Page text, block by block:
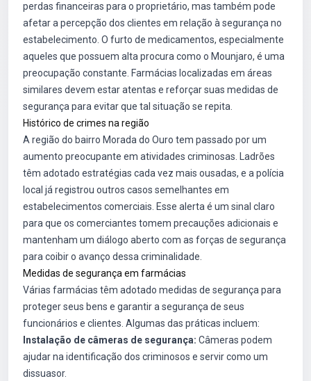
perdas financeiras para o proprietário, mas também pode
afetar a percepção dos clientes em relação à segurança no
estabelecimento. O furto de medicamentos, especialmente
aqueles que possuem alta procura como o Mounjaro, é uma
preocupação constante. Farmácias localizadas em áreas
similares devem estar atentas e reforçar suas medidas de
segurança para evitar que tal situação se repita.
Histórico de crimes na região
A região do bairro Morada do Ouro tem passado por um
aumento preocupante em atividades criminosas. Ladrões
têm adotado estratégias cada vez mais ousadas, e a polícia
local já registrou outros casos semelhantes em
estabelecimentos comerciais. Esse alerta é um sinal claro
para que os comerciantes tomem precauções adicionais e
mantenham um diálogo aberto com as forças de segurança
para coibir o avanço dessa criminalidade.
Medidas de segurança em farmácias
Várias farmácias têm adotado medidas de segurança para
proteger seus bens e garantir a segurança de seus
funcionários e clientes. Algumas das práticas incluem:
Instalação de câmeras de segurança: Câmeras podem
ajudar na identificação dos criminosos e servir como um
dissuasor.